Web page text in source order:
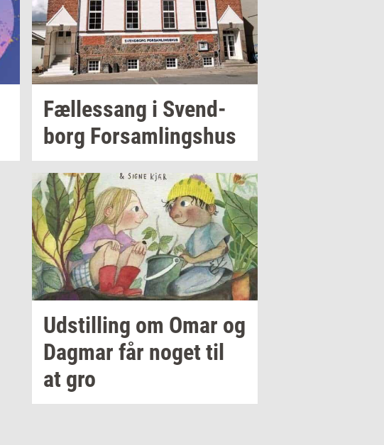
Fæl­les­sang i Svend­
borg For­sam­lings­hus
Ud­stil­ling om Omar og
Dag­mar får noget til
at gro